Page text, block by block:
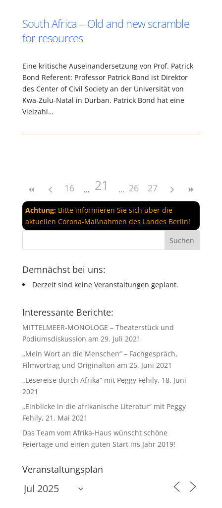
South Africa – Old and new scramble
for resources
Eine kritische Auseinandersetzung von Prof. Patrick
Bond Referent: Professor Patrick Bond ist Direktor
des Center of Civil Society an der Universität von
Kwa-Zulu-Natal in Durban. Patrick Bond hat eine
Vielzahl…
16 21 26 27
Achtung:Bitte informieren Sie sich über die
aktuellen Corona-Maßnahmen des Landes Berlin!
Demnächst bei uns:
Derzeit sind keine Veranstaltungen geplant.
Interessante Berichte:
MITTELMEER-MONOLOGE – Theaterstück und
Podiumsdiskussion am 29. Juli 2021
„Mein Wort an die Menschen“ – Fachgespräch,
Filmvortrag und Originalton am 25. Juni 2021
„Lesereise durch Afrika“ mit Peggy Fehily, 18. Juni
2021
„Einblicke in die afrikanische Literatur“ mit Peggy
Fehily, 21. Mai 2021
Das Team vom Afrika-Haus wünscht schöne
Feiertage und einen guten Start ins Jahr 2019!
Veranstaltungsplan